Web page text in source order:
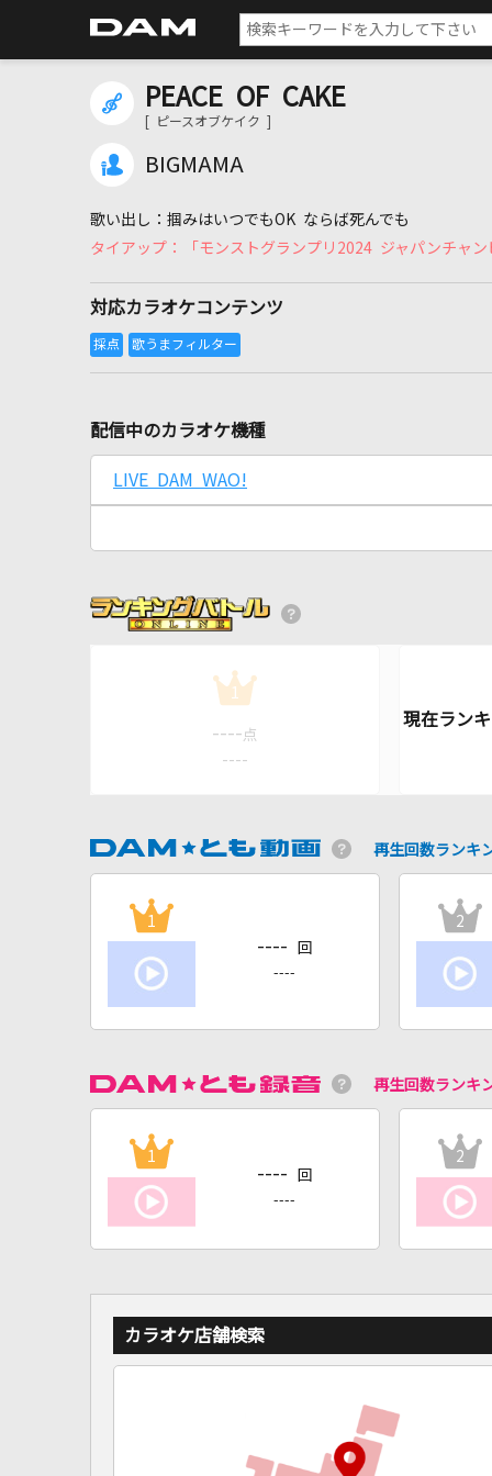
PEACE OF CAKE
[ ピースオブケイク ]
BIGMAMA
掴みはいつでもOK ならば死んでも
「モンストグランプリ2024 ジャパンチャ
対応カラオケコンテンツ
配信中のカラオケ機種
LIVE DAM WAO!
1
---- 点
----
再生回数ランキ
1
---- 回
----
2
再生回数ランキ
1
---- 回
----
2
カラオケ店舗検索